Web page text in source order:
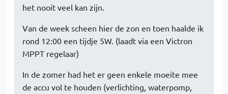
het nooit veel kan zijn.
Van de week scheen hier de zon en toen haalde ik
rond 12:00 een tijdje 5W. (laadt via een Victron
MPPT regelaar)
In de zomer had het er geen enkele moeite mee
de accu vol te houden (verlichting, waterpomp,